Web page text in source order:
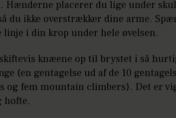
Hænderne placerer du lige under
du ikke overstrækker dine arme.
linje i din krop under hele øvelsen.
knæene op til brystet i så
(en gentagelse ud af de 10
og fem mountain climbers). Det er
hofte.